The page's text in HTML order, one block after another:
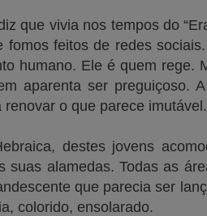
que vivia nos tempos do
fomos feitos de redes
humano. Ele é quem rege.
aparenta ser preguiçoso.
o que parece imutável.
destes jovens
suas alamedas. Todas as
que parecia ser
colorido, ensolarado.